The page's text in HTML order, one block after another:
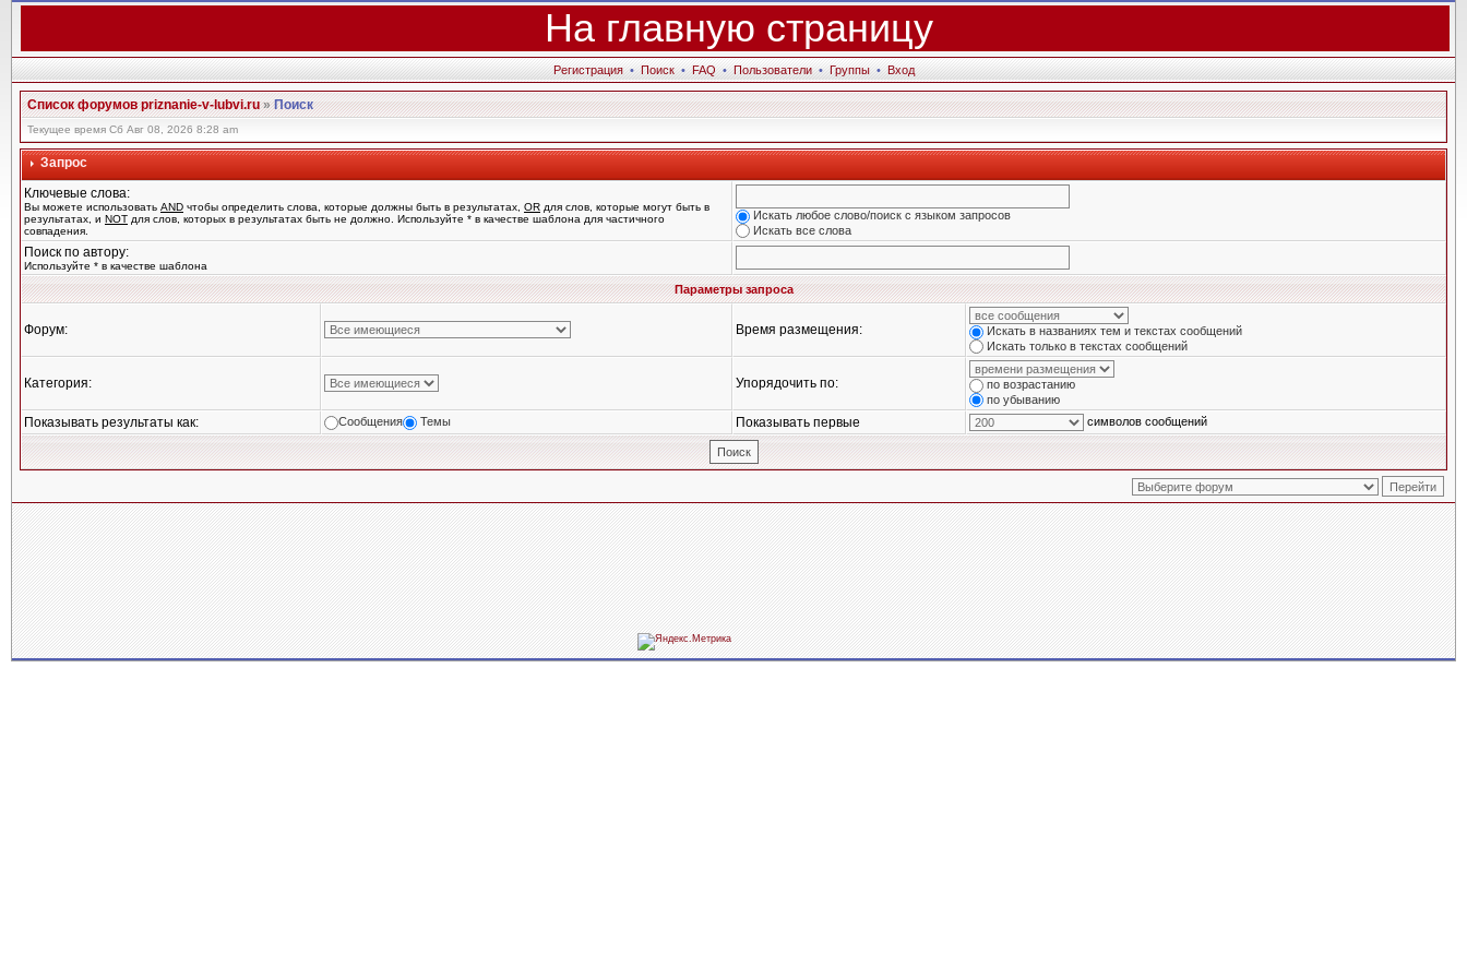
На главную страницу
Регистрация • Поиск • FAQ • Пользователи • Группы • Вход
Список форумов priznanie-v-lubvi.ru»Поиск
Текущее время Сб Авг 08, 2026 8:28 am
Запрос
Ключевые слова:
Вы можете использовать AND чтобы определить слова, которые должны быть в результатах, OR для слов, которые могут быть в
результатах, и NOT для слов, которых в результатах быть не должно. Используйте * в качестве шаблона для частичного
совпадения.
Искать любое слово/поиск с языком запросов
Искать все слова
Поиск по автору:
Используйте * в качестве шаблона
Параметры запроса
Форум: Время размещения:
Искать в названиях тем и текстах сообщений
Искать только в текстах сообщений
Категория: Упорядочить по:
по возрастанию
по убыванию
Показывать результаты как: Сообщения Темы Показывать первые символов сообщений